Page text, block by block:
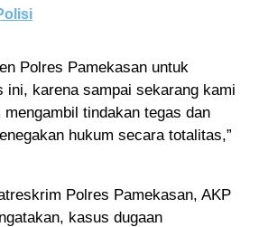
Polres Pamekasan untuk
ini, karena sampai sekarang kami
tindakan tegas dan
hukum secara totalitas,”
Polres Pamekasan, AKP
kasus dugaan